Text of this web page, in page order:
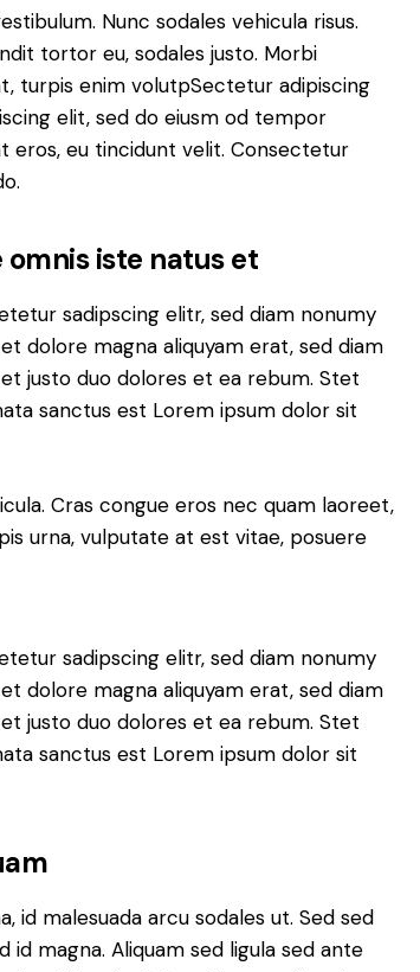
Nunc sodales vehicula risus.
tortor eu, sodales justo. Morbi
turpis enim volutpSectetur adipiscing
elit, sed do eiusm od tempor
eros, eu tincidunt velit. Consectetur
iste natus et
sadipscing elitr, sed diam nonumy
dolore magna aliquyam erat, sed diam
justo duo dolores et ea rebum. Stet
sanctus est Lorem ipsum dolor sit
Cras congue eros nec quam laoreet,
urna, vulputate at est vitae, posuere
sadipscing elitr, sed diam nonumy
dolore magna aliquyam erat, sed diam
justo duo dolores et ea rebum. Stet
sanctus est Lorem ipsum dolor sit
id malesuada arcu sodales ut. Sed sed
magna. Aliquam sed ligula sed ante